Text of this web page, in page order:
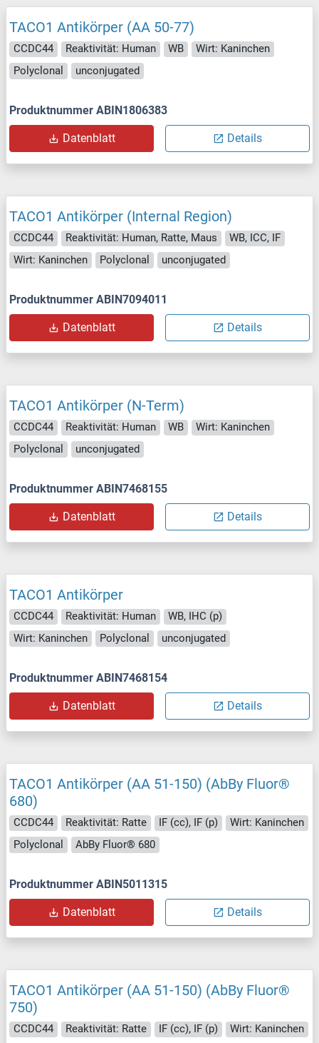
TACO1 Antikörper (AA 50-77)
CCDC44 Reaktivität: Human WB
Wirt: Kaninchen
Polyclonal
unconjugated
Produktnummer ABIN1806383
Datenblatt Details
TACO1 Antikörper (Internal Region)
CCDC44 Reaktivität: Human, Ratte, Maus
WB, ICC, IF
Wirt: Kaninchen
Polyclonal unconjugated
Produktnummer ABIN7094011
Datenblatt Details
TACO1 Antikörper (N-Term)
CCDC44 Reaktivität: Human WB
Wirt: Kaninchen
Polyclonal
unconjugated
Produktnummer ABIN7468155
Datenblatt Details
TACO1 Antikörper
CCDC44 Reaktivität: Human
WB, IHC (p)
Wirt: Kaninchen
Polyclonal unconjugated
Produktnummer ABIN7468154
Datenblatt Details
TACO1 Antikörper (AA 51-150) (AbBy Fluor®
680)
CCDC44 Reaktivität: Ratte IF (cc), IF (p)
Wirt: Kaninchen
Polyclonal
AbBy Fluor® 680
Produktnummer ABIN5011315
Datenblatt Details
TACO1 Antikörper (AA 51-150) (AbBy Fluor®
750)
CCDC44 Reaktivität: Ratte IF (cc), IF (p)
Wirt: Kaninchen